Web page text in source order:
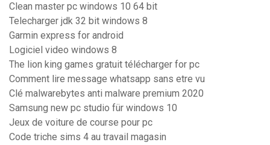
Clean master pc windows 10 64 bit
Telecharger jdk 32 bit windows 8
Garmin express for android
Logiciel video windows 8
The lion king games gratuit télécharger for pc
Comment lire message whatsapp sans etre vu
Clé malwarebytes anti malware premium 2020
Samsung new pc studio für windows 10
Jeux de voiture de course pour pc
Code triche sims 4 au travail magasin